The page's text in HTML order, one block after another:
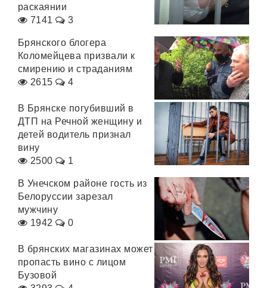
раскаянии
7141
3
Брянского блогера
Коломейцева призвали к
смирению и страданиям
2615
4
В Брянске погубивший в
ДТП на Речной женщину и
детей водитель признал
вину
2500
1
В Унечском районе гость из
Белоруссии зарезал
мужчину
1942
0
В брянских магазинах может
пропасть вино с лицом
Бузовой